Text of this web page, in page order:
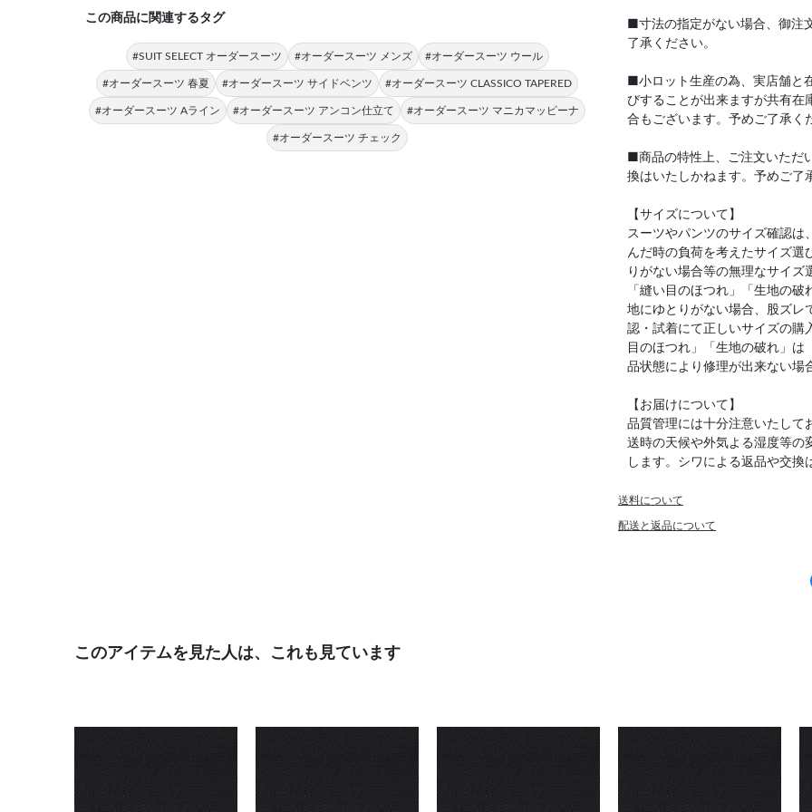
この商品に関連するタグ
#SUIT SELECT オーダースーツ #オーダースーツ メンズ #オーダースーツ ウール
#オーダースーツ 春夏 #オーダースーツ サイドベンツ #オーダースーツ CLASSICO TAPERED
#オーダースーツ Aライン #オーダースーツ アンコン仕立て #オーダースーツ マニカマッピーナ
#オーダースーツ チェック
■寸法の指定がない場合、御注
了承ください。
■小ロット生産の為、実店舗と
びすることが出来ますが共有在
合もございます。予めご了承く
■商品の特性上、ご注文いただ
換はいたしかねます。予めご了
【サイズについて】
スーツやパンツのサイズ確認は
んだ時の負荷を考えたサイズ選
りがない場合等の無理なサイ
「縫い目のほつれ」「生地の
地にゆとりがない場合、股ズレ
認・試着にて正しいサイズの購
目のほつれ」「生地の破れ」
品状態により修理が出来ない場
【お届けについて】
品質管理には十分注意いたして
送時の天候や外気よる湿度等の
します。シワによる返品や交換
送料について
配送と返品について
このアイテムを見た人は、これも見ています